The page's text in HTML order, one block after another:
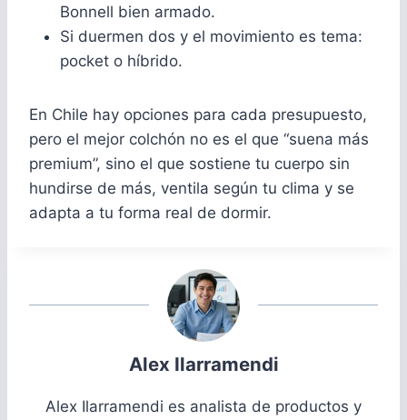
Bonnell bien armado.
Si duermen dos y el movimiento es tema:
pocket o híbrido.
En Chile hay opciones para cada presupuesto,
pero el mejor colchón no es el que “suena más
premium”, sino el que sostiene tu cuerpo sin
hundirse de más, ventila según tu clima y se
adapta a tu forma real de dormir.
Alex Ilarramendi
Alex Ilarramendi es analista de productos y